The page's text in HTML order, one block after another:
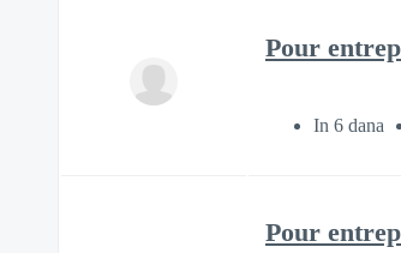
Pour
In 6 dana
Pour